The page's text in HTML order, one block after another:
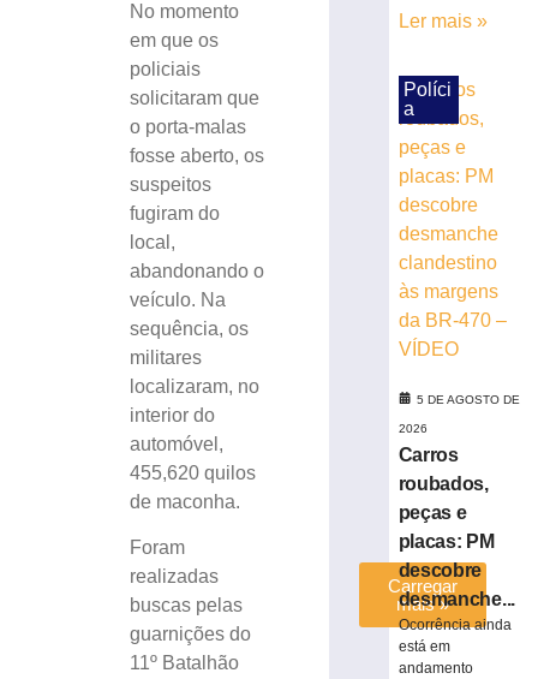
No momento
em que os
policiais
solicitaram que
o porta-malas
fosse aberto, os
suspeitos
fugiram do
local,
abandonando o
veículo. Na
sequência, os
militares
localizaram, no
interior do
automóvel,
455,620 quilos
de maconha.
Foram
realizadas
buscas pelas
guarnições do
11º Batalhão
descobre
desmanche
clandestino
margens
VÍDEO
agosto
mais
Carregar
mais »
Ler mais »
Políci
a
5 DE AGOSTO DE
2026
Carros
roubados,
peças e
placas: PM
descobre
desmanche...
Ocorrência ainda
está em
andamento